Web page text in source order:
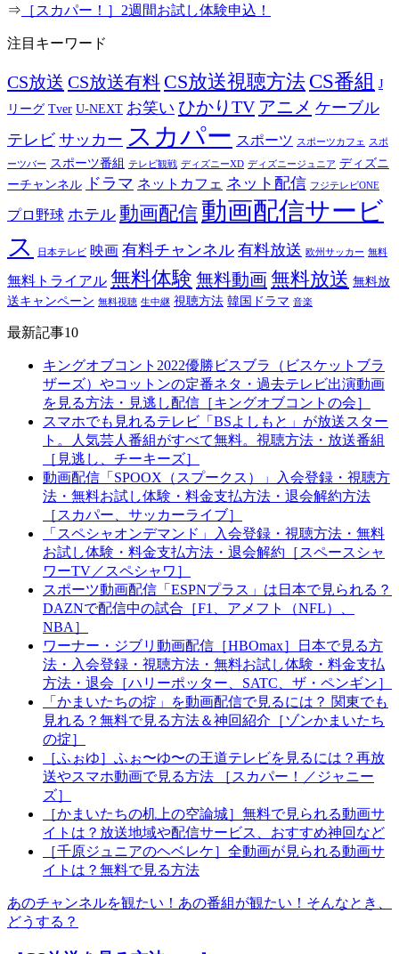
⇒ ［スカパー！］2週間お試し体験申込！
注目キーワード
CS放送 CS放送有料 CS放送視聴方法 CS番組 J
リーグ Tver U-NEXT お笑い ひかりTV アニメ ケーブル
テレビ サッカー スカパー スポーツ スポーツカフェ スポ
ーツバー スポーツ番組 テレビ観戦 ディズニーXD ディズニージュニア ディズニ
ーチャンネル
ドラマ ネットカフェ ネット配信 フジテレビONE
プロ野球 ホテル 動画配信 動画配信サービ
ス
日本テレビ 映画 有料チャンネル 有料放送 欧州サッカー 無料
無料トライアル 無料体験 無料動画無料放送 無料放
送キャンペーン 無料視聴 生中継 視聴方法 韓国ドラマ 音楽
最新記事10
キングオブコント2022優勝ビスブラ（ビスケットブラ
ザーズ）やコットンの定番ネタ・過去テレビ出演動画
を見る方法・見逃し配信［キングオブコントの会］
スマホでも見れるテレビ「BSよしもと」が放送スター
ト。人気芸人番組がすべて無料。視聴方法・放送番組
［見逃し、チーキーズ］
動画配信「SPOOX（スプークス）」入会登録・視聴方
法・無料お試し体験・料金支払方法・退会解約方法
［スカパー、サッカーライブ］
「スペシャオンデマンド」入会登録・視聴方法・無料
お試し体験・料金支払方法・退会解約［スペースシャ
ワーTV／スペシャワ］
スポーツ動画配信「ESPNプラス」は日本で見られる？
DAZNで配信中の試合［F1、アメフト（NFL）、
NBA］
ワーナー・ジブリ動画配信［HBOmax］日本で見る方
法・入会登録・視聴方法・無料お試し体験・料金支払
方法・退会［ハリーポッター、SATC、ザ・ペンギン］
「かまいたちの掟」を動画配信で見るには？ 関東でも
見れる？無料で見る方法＆神回紹介［ゾンかまいたち
の掟］
［ふぉゆ］ふぉ〜ゆ〜の王道テレビを見るには？再放
送やスマホ動画で見る方法 ［スカパー！／ジャニー
ズ］
［かまいたちの机上の空論城］無料で見られる動画サ
イトは？放送地域や配信サービス、おすすめ神回など
［千原ジュニアのヘベレケ］全動画が見られる動画サ
イトは？無料で見る方法
あのチャンネルを観たい！あの番組が観たい！そんなとき、
どうする？